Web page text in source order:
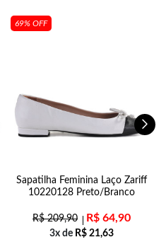
69% OFF
Sapatilha Feminina Laço Zariff
10220128 Preto/Branco
R$209,90 R$ 64,90
3x de R$ 21,63